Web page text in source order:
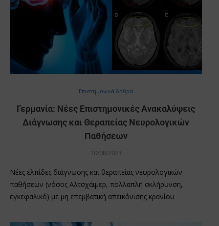
Επιστημονικά Άρθρα
Γερμανία: Νέες Επιστημονικές Ανακαλύψεις
Διάγνωσης και Θεραπείας Νευρολογικών
Παθήσεων
10/08/2023
Νέες ελπίδες διάγνωσης και θεραπείας νευρολογικών
παθήσεων (νόσος Αλτσχάιμερ, πολλαπλή σκλήρυνση,
εγκεφαλικό) με μη επεμβατική απεικόνισης κρανίου